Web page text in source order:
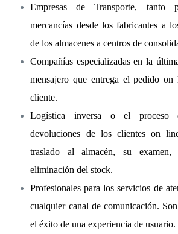
Empresas de Transporte, tanto
mercancías desde los fabricantes a
de los almacenes a centros de
Compañías especializadas en la
mensajero que entrega el pedido
cliente.
Logística inversa o el proceso
devoluciones de los clientes on
traslado al almacén, su examen,
eliminación del stock.
Profesionales para los servicios de
cualquier canal de comunicación.
el éxito de una experiencia de usuario.